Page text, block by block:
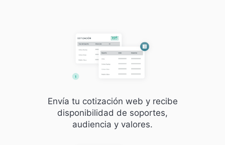
Envía tu cotización web y recibe
disponibilidad de soportes,
audiencia y valores.